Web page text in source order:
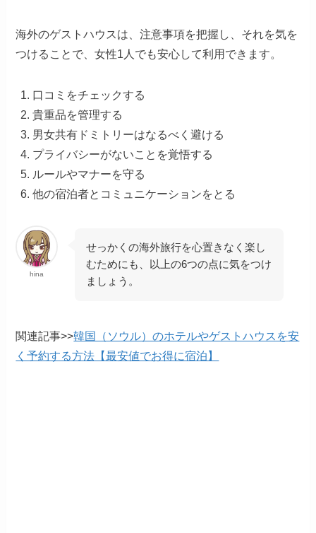
海外のゲストハウスは、注意事項を把握し、それを気を
つけることで、女性1人でも安心して利用できます。
口コミをチェックする
貴重品を管理する
男女共有ドミトリーはなるべく避ける
プライバシーがないことを覚悟する
ルールやマナーを守る
他の宿泊者とコミュニケーションをとる
hina
せっかくの海外旅行を心置きなく楽し
むためにも、以上の6つの点に気をつけ
ましょう。
関連記事>>韓国（ソウル）のホテルやゲストハウスを安
く予約する方法【最安値でお得に宿泊】